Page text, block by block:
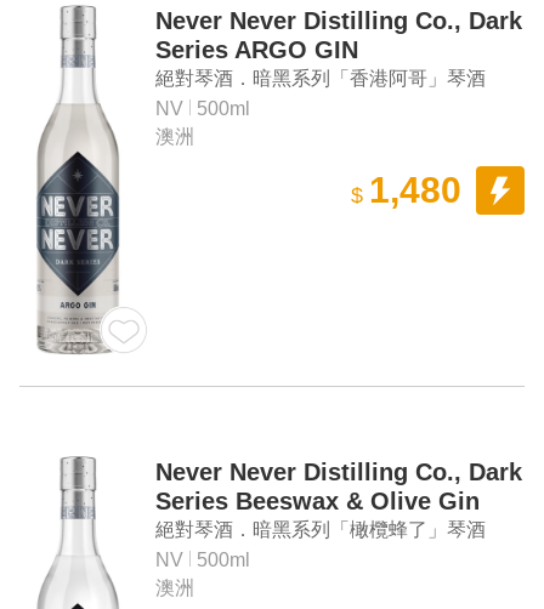
Never Never Distilling Co., Dark
Series ARGO GIN
絕對琴酒．暗黑系列「香港阿哥」琴酒
NV
500ml
澳洲
$ 1,480
Never Never Distilling Co., Dark
Series Beeswax & Olive Gin
絕對琴酒．暗黑系列「橄欖蜂了」琴酒
NV
500ml
澳洲